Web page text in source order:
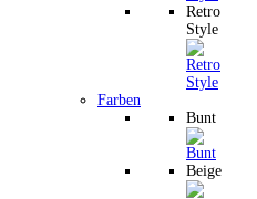
Retro
Style
Farben
Bunt
Beige